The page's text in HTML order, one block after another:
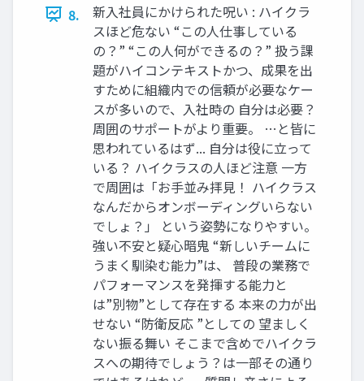
8.
新入社員にかけられた呪い : ハイクラ
スほど危ない “この⼈仕事している
の？” “この⼈何ができるの？” 扱う課
題がハイコンテキストかつ、成果を出
すために組織内での信頼が必要なケー
スが多いので、入社時の ⾃分は必要？
周囲のサポートがより重要。 …と皆に
思われているはず... ⾃分は役に⽴って
いる？ ハイクラスの人ほど注意 一方
で周囲は「お手並み拝見！ ハイクラス
なんだからオンボーディングいらない
でしょ？」 という姿勢になりやすい。
強い不安と疑⼼暗⿁ “新しいチームに
うまく馴染む能力”は、 普段の業務で
パフォーマンスを発揮する能力と
は”別物”として存在する 本来の力が出
せない “防衛反応 ”としての 望ましく
ない振る舞い そこまで含めでハイクラ
スへの期待でしょう？は一部その通り